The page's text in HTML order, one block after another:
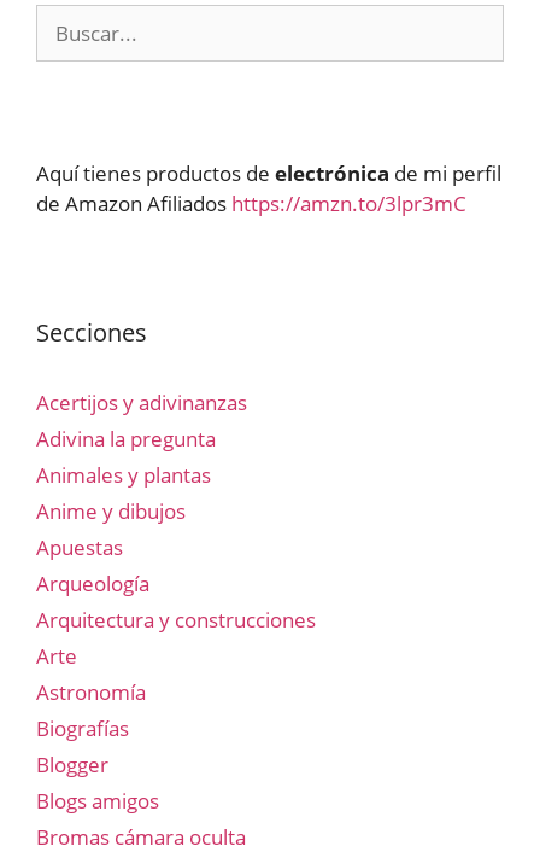
Aquí tienes productos de electrónica de mi perfil
de Amazon Afiliados https://amzn.to/3lpr3mC
Secciones
Acertijos y adivinanzas
Adivina la pregunta
Animales y plantas
Anime y dibujos
Apuestas
Arqueología
Arquitectura y construcciones
Arte
Astronomía
Biografías
Blogger
Blogs amigos
Bromas cámara oculta